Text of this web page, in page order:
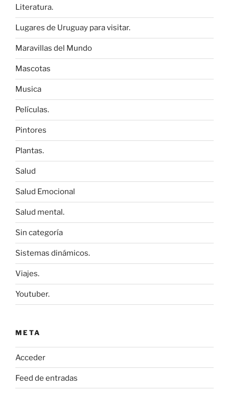
Literatura.
Lugares de Uruguay para visitar.
Maravillas del Mundo
Mascotas
Musica
Películas.
Pintores
Plantas.
Salud
Salud Emocional
Salud mental.
Sin categoría
Sistemas dinámicos.
Viajes.
Youtuber.
META
Acceder
Feed de entradas